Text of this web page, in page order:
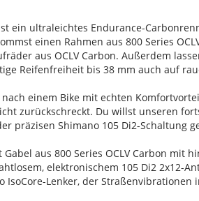
ist ein ultraleichtes Endurance-
einen Rahmen aus 800 Series
aus OCLV Carbon. Außerdem
Reifenfreiheit bis 38 mm auch auf
einem Bike mit echten
zurückschreckt. Du willst unseren
präzisen Shimano 105 Di2-Schaltung
Gabel aus 800 Series OCLV Carbon
elektronischem 105 Di2 2x12-
IsoCore-Lenker, der